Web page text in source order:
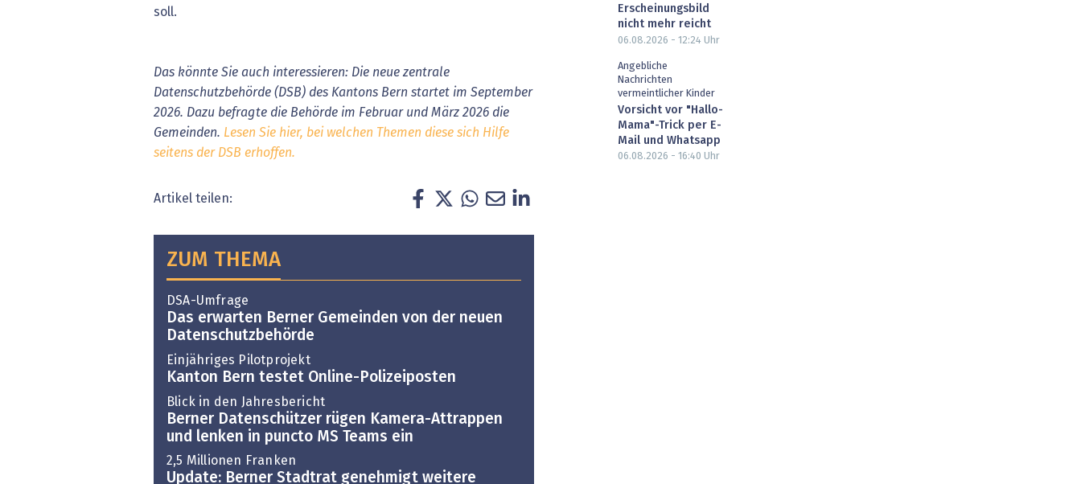
soll.
Das könnte Sie auch interessieren: Die neue zentrale
Datenschutzbehörde (DSB) des Kantons Bern startet im September
2026. Dazu befragte die Behörde im Februar und März 2026 die
Gemeinden. Lesen Sie hier, bei welchen Themen diese sich Hilfe
seitens der DSB erhoffen.
Artikel teilen:
ZUM THEMA
DSA-Umfrage
Das erwarten Berner Gemeinden von der neuen
Datenschutzbehörde
Einjähriges Pilotprojekt
Kanton Bern testet Online-Polizeiposten
Blick in den Jahresbericht
Berner Datenschützer rügen Kamera-Attrappen
und lenken in puncto MS Teams ein
2,5 Millionen Franken
Update: Berner Stadtrat genehmigt weitere
Erscheinungsbild
nicht mehr reicht
06.08.2026 - 12:24 Uhr
Angebliche
Nachrichten
vermeintlicher Kinder
Vorsicht vor "Hallo-
Mama"-Trick per E-
Mail und Whatsapp
06.08.2026 - 16:40 Uhr